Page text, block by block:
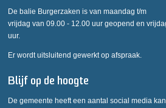
De balie Burgerzaken is van maandag t/m
vrijdag van 09.00 - 12.00 uur geopend en
uur.
Er wordt uitsluitend gewerkt op afspraak.
Blijf op de hoogte
De gemeente heeft een aantal social media